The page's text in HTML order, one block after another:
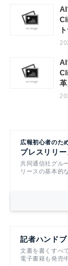
広報初心者のた
プレスリリ
共同通信社グル
リースの基本的
記者ハンド
文書を書くすべ
電子書籍も発売